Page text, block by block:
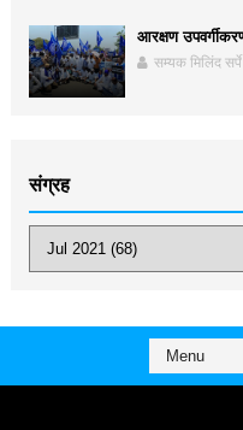
आरक्षण
सम्यक मिलिंद सर्पे
संग्रह